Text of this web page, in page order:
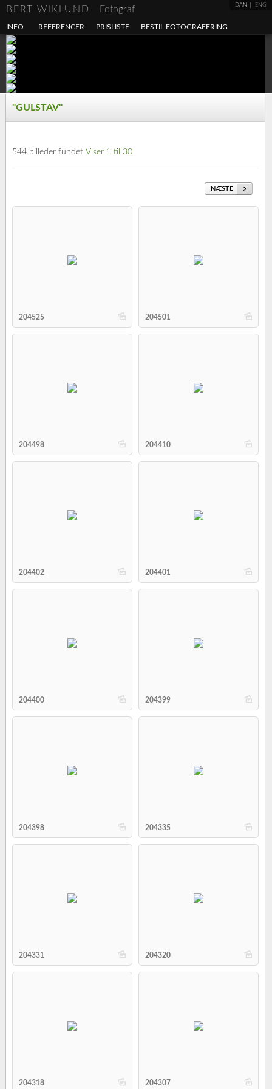
DAN ENG
BERT WIKLUND Fotograf
INFO REFERENCER PRISLISTE BESTIL FOTOGRAFERING
"GULSTAV"
544 billeder fundet Viser 1 til 30
NÆSTE
b
204525 b
204501
b
204498 b
204410
b
204402 b
204401
b
204400 b
204399
b
204398 b
204335
b
204331 b
204320
b
204318 b
204307